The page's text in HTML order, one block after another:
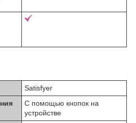
Satisfyer
С помощью кнопок на
устройстве